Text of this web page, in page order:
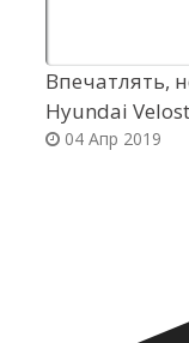
Впечатлять,
Hyundai
04 Апр 2019